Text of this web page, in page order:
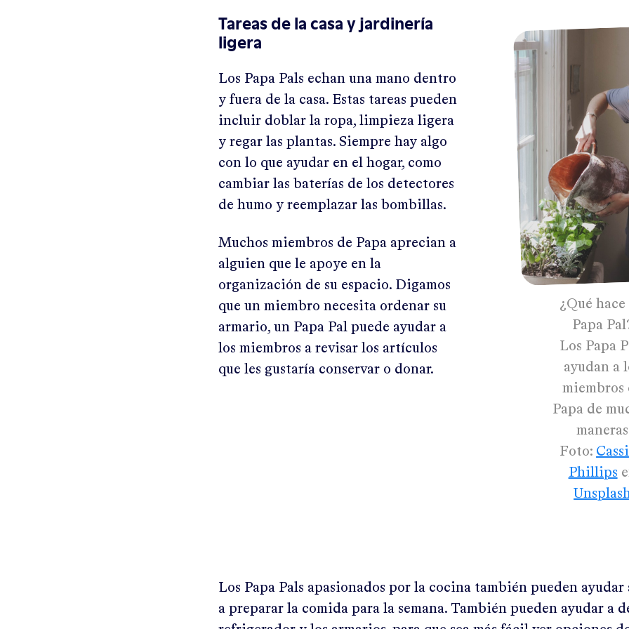
Tareas de la casa y jardinería
ligera
Los Papa Pals echan una mano dentro
y fuera de la casa. Estas tareas pueden
incluir doblar la ropa, limpieza ligera
y regar las plantas. Siempre hay algo
con lo que ayudar en el hogar, como
cambiar las baterías de los detectores
de humo y reemplazar las bombillas.
Muchos miembros de Papa aprecian a
alguien que le apoye en la
organización de su espacio. Digamos
que un miembro necesita ordenar su
armario, un Papa Pal puede ayudar a
los miembros a revisar los artículos
que les gustaría conservar o donar.
¿Qué hace
Papa
Los Papa
ayudan a
miembros
Papa de
maneras
Foto:
Phillips
Los Papa Pals apasionados por la cocina también pueden ayudar
a preparar la comida para la semana. También pueden ayudar a